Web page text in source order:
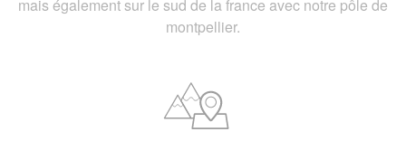
mais également sur le sud de la france avec notre pôle de
montpellier.